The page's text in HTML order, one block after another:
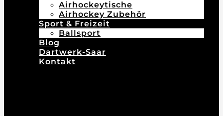
Airhockeytische
Airhockey Zubehör
Sport & Freizeit
Ballsport
Blog
Dartwerk-Saar
Kontakt